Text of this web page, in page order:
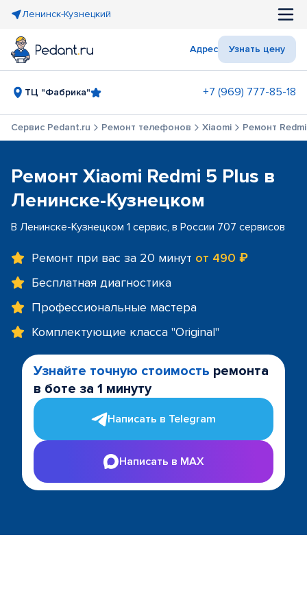
Ленинск-Кузнецкий
Адрес Узнать цену
ТЦ "Фабрика" +7 (969) 777-85-18
Сервис Pedant.ru Ремонт телефонов Xiaomi Ремонт
Ремонт Xiaomi Redmi 5 Plus в
Ленинске-Кузнецком
В Ленинске-Кузнецком 1 сервис, в России 707 сервисов
Ремонт при вас за 20 минут от 490 ₽
Бесплатная диагностика
Профессиональные мастера
Комплектующие класса "Original"
Узнайте точную стоимость ремонта
в боте за 1 минуту
Написать в Telegram
Написать в MAX